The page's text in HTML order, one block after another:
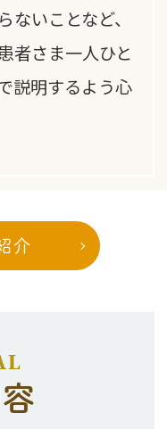
ないことなど、
者さま一人ひと
説明するよう心
介